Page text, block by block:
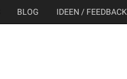
BLOG IDEEN / FEEDBACK